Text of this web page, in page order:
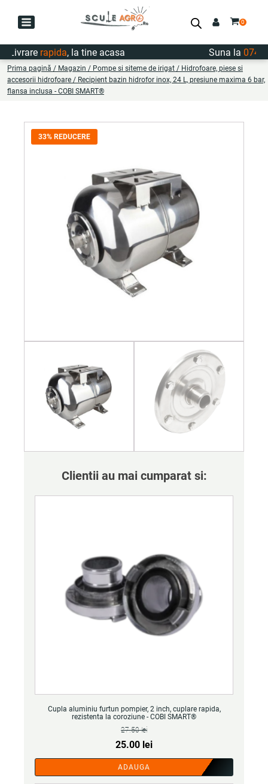
rapida, la tine acasa Suna la
Prima pagină / Magazin / Pompe si siteme de irigat / Hidrofoare, piese si
accesorii hidrofoare / Recipient bazin hidrofor inox, 24 L, presiune maxima 6 bar,
flansa inclusa - COBI SMART®
33% REDUCERE
Clientii au mai cumparat si:
Cupla aluminiu furtun pompier, 2 inch, cuplare rapida,
rezistenta la coroziune - COBI SMART®
27.50lei
Prețul
inițial
a
25.00 leiPrețul
curent
este:
ADAUGA